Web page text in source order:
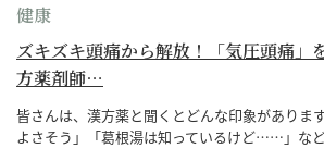
健康
ズキズキ頭痛から解放！「気圧頭痛」
方薬剤師…
皆さんは、漢方薬と聞くとどんな印象がありま
よさそう」「葛根湯は知っているけど……」な